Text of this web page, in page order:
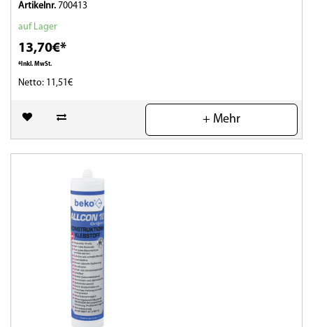
Artikelnr. 700413
auf Lager
13,70€*
*Inkl. MwSt.
Netto: 11,51€
(0)
+ Mehr